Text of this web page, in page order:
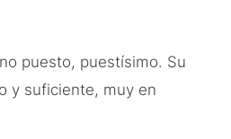
puesto, puestísimo. Su
y suficiente, muy en